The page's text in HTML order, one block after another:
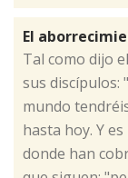
El
​Tal como dijo
sus discípulos:
mundo
hasta hoy. Y
donde han